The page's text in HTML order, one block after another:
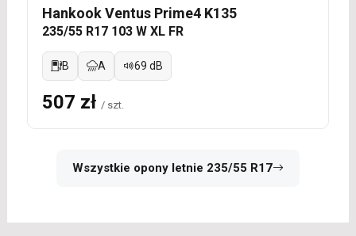
Hankook Ventus Prime4 K135
235/55 R17 103 W XL FR
B A 69 dB
507 zł / szt.
Wszystkie opony letnie 235/55 R17